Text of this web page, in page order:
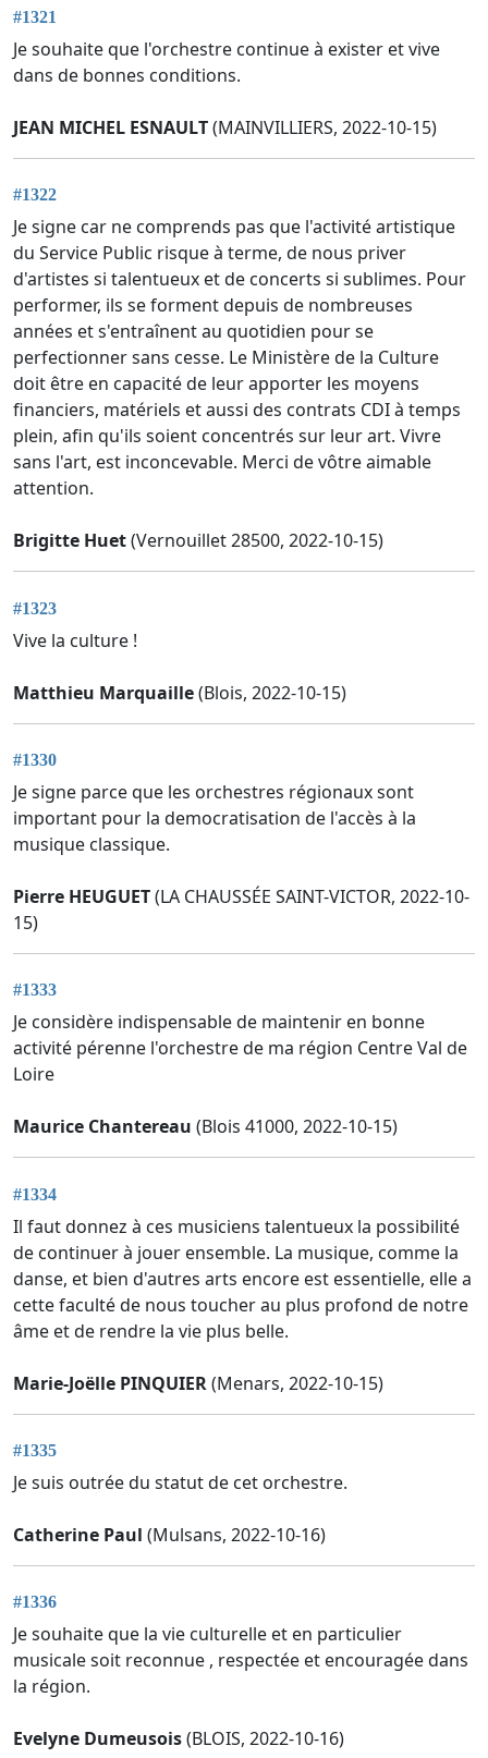
#1321
Je souhaite que l'orchestre continue à exister et vive
dans de bonnes conditions.
JEAN MICHEL ESNAULT(MAINVILLIERS, 2022-10-15)
#1322
Je signe car ne comprends pas que l'activité artistique
du Service Public risque à terme, de nous priver
d'artistes si talentueux et de concerts si sublimes. Pour
performer, ils se forment depuis de nombreuses
années et s'entraînent au quotidien pour se
perfectionner sans cesse. Le Ministère de la Culture
doit être en capacité de leur apporter les moyens
financiers, matériels et aussi des contrats CDI à temps
plein, afin qu'ils soient concentrés sur leur art. Vivre
sans l'art, est inconcevable. Merci de vôtre aimable
attention.
Brigitte Huet(Vernouillet 28500, 2022-10-15)
#1323
Vive la culture !
Matthieu Marquaille(Blois, 2022-10-15)
#1330
Je signe parce que les orchestres régionaux sont
important pour la democratisation de l'accès à la
musique classique.
Pierre HEUGUET(LA CHAUSSÉE SAINT-VICTOR, 2022-10-
15)
#1333
Je considère indispensable de maintenir en bonne
activité pérenne l'orchestre de ma région Centre Val de
Loire
Maurice Chantereau (Blois 41000, 2022-10-15)
#1334
Il faut donnez à ces musiciens talentueux la possibilité
de continuer à jouer ensemble. La musique, comme la
danse, et bien d'autres arts encore est essentielle, elle a
cette faculté de nous toucher au plus profond de notre
âme et de rendre la vie plus belle.
Marie-Joëlle PINQUIER(Menars, 2022-10-15)
#1335
Je suis outrée du statut de cet orchestre.
Catherine Paul (Mulsans, 2022-10-16)
#1336
Je souhaite que la vie culturelle et en particulier
musicale soit reconnue , respectée et encouragée dans
la région.
Evelyne Dumeusois(BLOIS, 2022-10-16)